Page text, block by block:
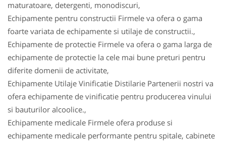
maturatoare, detergenti, monodiscuri,
Echipamente pentru constructii Firmele va ofera o gama
foarte variata de echipamente si utilaje de constructii.,
Echipamente de protectie Firmele va ofera o gama larga de
echipamente de protectie la cele mai bune preturi pentru
diferite domenii de activitate,
Echipamente Utilaje Vinificatie Distilarie Partenerii nostri va
ofera echipamente de vinificatie pentru producerea vinului
si bauturilor alcoolice.,
Echipamente medicale Firmele ofera produse si
echipamente medicale performante pentru spitale, cabinete